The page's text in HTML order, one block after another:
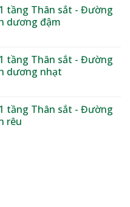
từ
1,600,000₫
tầng Thân sắt - Đường
dương đậm
tầng Thân sắt - Đường
dương nhạt
tầng Thân sắt - Đường
rêu